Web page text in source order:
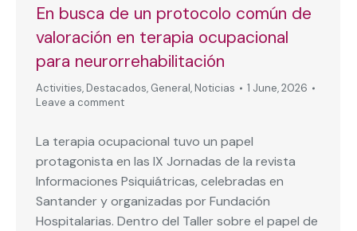
En busca de un protocolo común de
valoración en terapia ocupacional
para neurorrehabilitación
Activities, Destacados, General, Noticias
1 June, 2026
Leave a comment
La terapia ocupacional tuvo un papel
protagonista en las IX Jornadas de la revista
Informaciones Psiquiátricas, celebradas en
Santander y organizadas por Fundación
Hospitalarias. Dentro del Taller sobre el papel de